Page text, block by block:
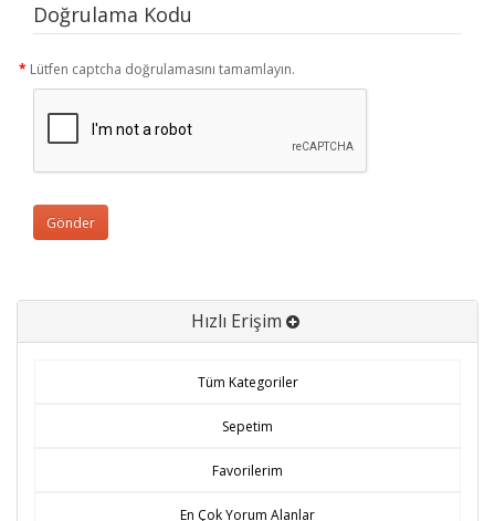
Doğrulama Kodu
Lütfen captcha doğrulamasını tamamlayın.
Gönder
Hızlı Erişim
Tüm Kategoriler
Sepetim
Favorilerim
En Çok Yorum Alanlar